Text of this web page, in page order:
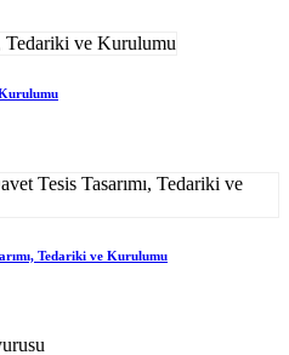
Kurulumu
Tedariki ve Kurulumu